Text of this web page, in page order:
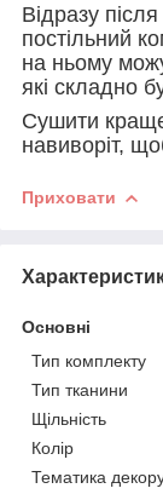
Відразу
постільний
на ньому
які складно
Сушити
навиворіт,
Приховати
Основні
Тип комплекту
Тип тканини
Щільність
Колір
Тематика